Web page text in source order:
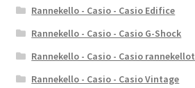
Rannekello - Casio - Casio Edifice
Rannekello - Casio - Casio G-Shock
Rannekello - Casio - Casio rannekellot
Rannekello - Casio - Casio Vintage